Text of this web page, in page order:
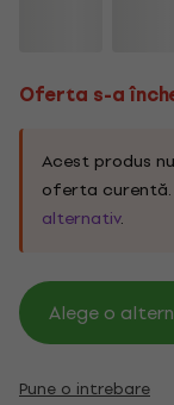
Oferta s-a
Acest produs
oferta curentă.
alternativ.
Alege o
Pune o intrebare